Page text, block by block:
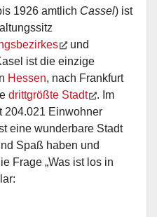
1926 amtlich Cassel) ist
und
ist die einzige
Hessen, nach Frankfurt
drittgrößte Stadt
. Im
204.021 Einwohner
eine wunderbare Stadt
Spaß haben und
Frage „Was ist los in